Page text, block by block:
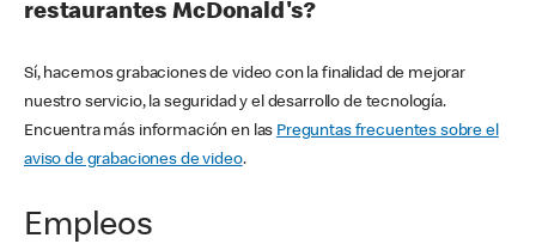
restaurantes McDonald's?
Sí, hacemos grabaciones de video con la finalidad de mejorar
nuestro servicio, la seguridad y el desarrollo de tecnología.
Encuentra más información en las Preguntas frecuentes sobre el
aviso de grabaciones de video.
Empleos